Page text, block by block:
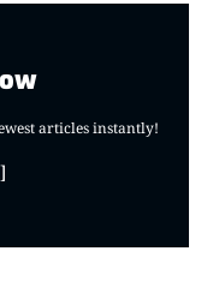
articles instantly!